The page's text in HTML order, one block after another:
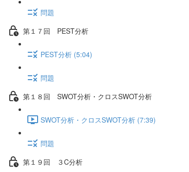
問題
第１７回 PEST分析
PEST分析 (5:04)
問題
第１８回 SWOT分析・クロスSWOT分析
SWOT分析・クロスSWOT分析 (7:39)
問題
第１９回 ３C分析